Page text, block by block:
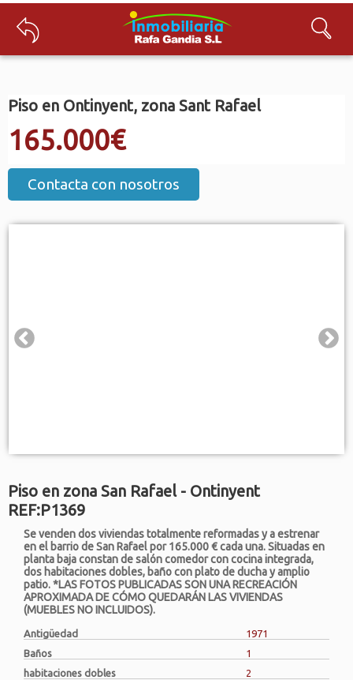
Piso en Ontinyent, zona Sant Rafael
165.000€
Contacta con nosotros
Piso en zona San Rafael - Ontinyent
REF:P1369
Se venden dos viviendas totalmente reformadas y a estrenar
en el barrio de San Rafael por 165.000 € cada una. Situadas en
planta baja constan de salón comedor con cocina integrada,
dos habitaciones dobles, baño con plato de ducha y amplio
patio. *LAS FOTOS PUBLICADAS SON UNA RECREACIÓN
APROXIMADA DE CÓMO QUEDARÁN LAS VIVIENDAS
(MUEBLES NO INCLUIDOS).
Antigüedad
1971
Baños
1
habitaciones dobles
2